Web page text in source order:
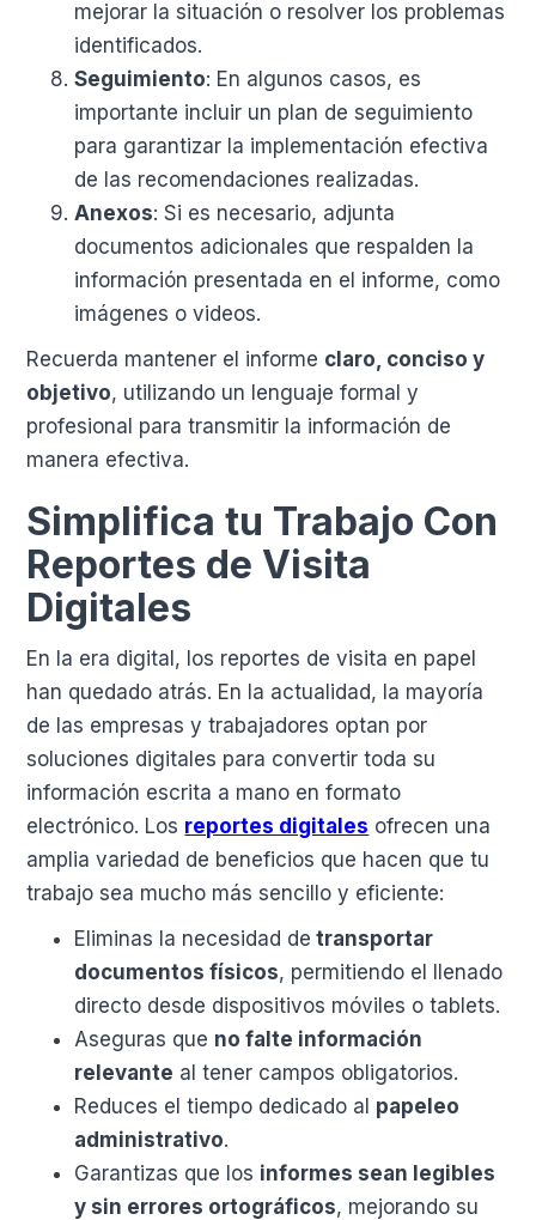
mejorar la situación o resolver los problemas
identificados.
Seguimiento: En algunos casos, es
importante incluir un plan de seguimiento
para garantizar la implementación efectiva
de las recomendaciones realizadas.
Anexos: Si es necesario, adjunta
documentos adicionales que respalden la
información presentada en el informe, como
imágenes o videos.
Recuerda mantener el informe claro, conciso y
objetivo, utilizando un lenguaje formal y
profesional para transmitir la información de
manera efectiva.
Simplifica tu Trabajo Con
Reportes de Visita
Digitales
En la era digital, los reportes de visita en papel
han quedado atrás. En la actualidad, la mayoría
de las empresas y trabajadores optan por
soluciones digitales para convertir toda su
información escrita a mano en formato
electrónico. Los reportes digitales ofrecen una
amplia variedad de beneficios que hacen que tu
trabajo sea mucho más sencillo y eficiente:
Eliminas la necesidad de transportar
documentos físicos, permitiendo el llenado
directo desde dispositivos móviles o tablets.
Aseguras que no falte información
relevante al tener campos obligatorios.
Reduces el tiempo dedicado al papeleo
administrativo.
Garantizas que los informes sean legibles
y sin errores ortográficos, mejorando su